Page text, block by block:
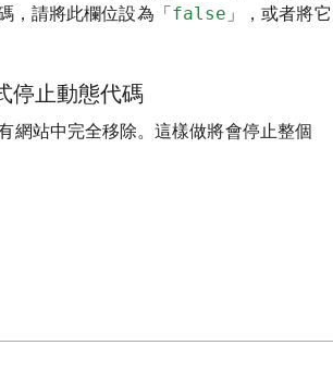
，請將此欄位設為「 false」，或者將它
停止動態代碼
網站中完全移除。這樣做將會停止整個